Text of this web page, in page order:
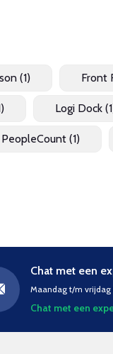
(1) Front
Logi Dock
PeopleCount (1)
Chat met een
Maandag t/m vrijdag
Chat met een